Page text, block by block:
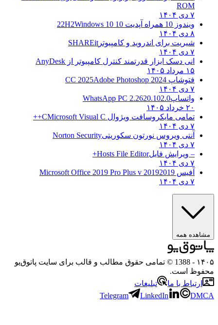
ROM
۷ دی ۱۴۰۴
ویندوز 10 همراه آپدیت 10 22H2
Windows 10
۸ دی ۱۴۰۴
شیریت برای اندروید و کامپیوتر SHAREit
۷ دی ۱۴۰۴
انی دسک ابزار قدرتمند کنترل کامپیوتر از AnyDesk
۱۵ مرداد ۱۴۰۵
فتوشاپ CC 2025 Adobe Photoshop 2024
۷ دی ۱۴۰۴
واتساپWhatsApp PC 2.2620.102.0
۲۰ خرداد ۱۴۰۵
تمامی مایکروسافت ویژوال C Microsoft Visual C++
۷ دی ۱۴۰۴
آنتی ویروس نورتون سکوریتیNorton Security
۷ دی ۱۴۰۴
– ویرایش فایلHosts File Editor+
۷ دی ۱۴۰۴
آفیس 2019 2019 Microsoft Office 2019 Pro Plus v
۷ دی ۱۴۰۴
مشاهده همه
۱۴۰۵
- 1388 © تمامی حقوق مطالب و قالب برای سایت پاتوق‌یو
محفوظ است.
ارتباط با ما
تبلیغات
Telegram
LinkedIn DMCA